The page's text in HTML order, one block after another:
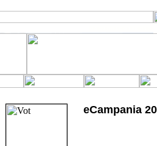
eCampania